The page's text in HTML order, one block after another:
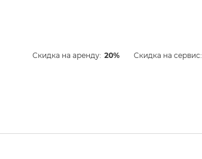
Скидка на аренду: 20% Скидка на сервис: